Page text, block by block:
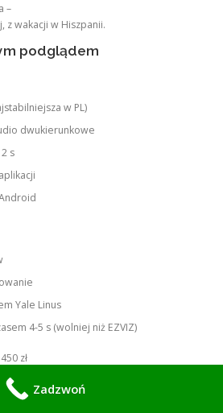
–
z wakacji w Hiszpanii.
podglądem
w PL)
dwukierunkowe
s
Yale Linus
4-5 s (wolniej niż EZVIZ)
zł
Zadzwoń